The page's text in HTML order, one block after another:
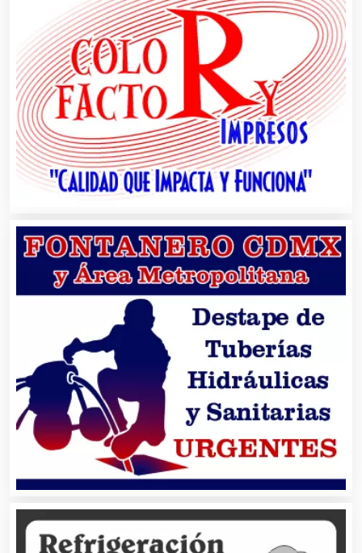
Análisis de Aguas
Animadores de Eventos
Aparatos y Equipos Eléctricos
Arquitectos
Artes Gráficas
Artesanías
Artículos de Oficina
Artículos de Piel
Artículos Deportivos